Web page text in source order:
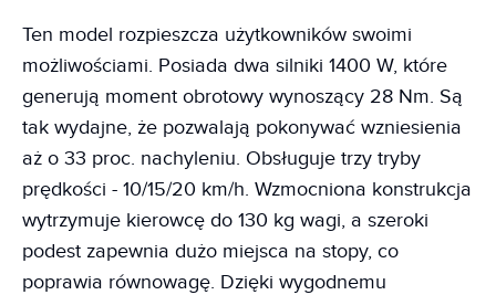
Ten model rozpieszcza użytkowników swoimi
możliwościami. Posiada dwa silniki 1400 W, które
generują moment obrotowy wynoszący 28 Nm. Są
tak wydajne, że pozwalają pokonywać wzniesienia
aż o 33 proc. nachyleniu. Obsługuje trzy tryby
prędkości - 10/15/20 km/h. Wzmocniona konstrukcja
wytrzymuje kierowcę do 130 kg wagi, a szeroki
podest zapewnia dużo miejsca na stopy, co
poprawia równowagę. Dzięki wygodnemu